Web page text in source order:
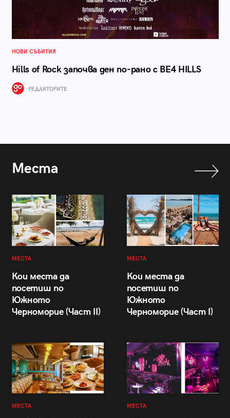
НОВИ СЪБИТИЯ
Hills of Rock започва ден по-рано с BE4 HILLS
РЕДАКТОРИТЕ
Места
МЕСТА
Кои места да
посетиш по
Южното
Черноморие (Част II)
МЕСТА
Кои места да
посетиш по
Южното
Черноморие (Част I)
МЕСТА МЕСТА